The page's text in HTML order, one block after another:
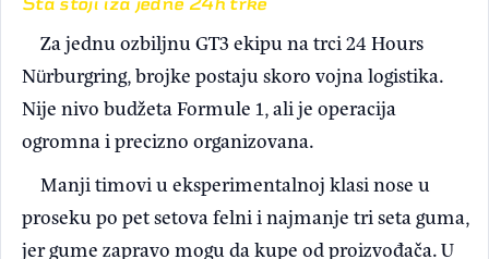
Za jednu ozbiljnu GT3 ekipu na trci 24 Hours
Nürburgring, brojke postaju skoro vojna logistika.
Nije nivo budžeta Formule 1, ali je operacija
ogromna i precizno organizovana.
Manji timovi u eksperimentalnoj klasi nose u
proseku po pet setova felni i najmanje tri seta guma,
jer gume zapravo mogu da kupe od proizvođača. U